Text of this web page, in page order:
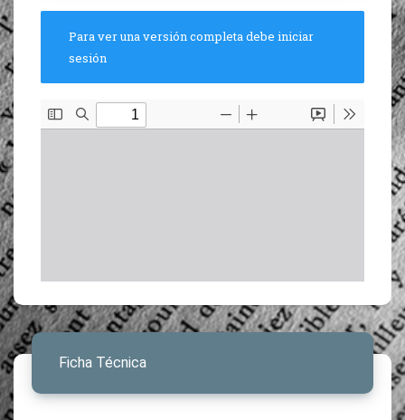
Para ver una versión completa debe iniciar
sesión
Ficha Técnica